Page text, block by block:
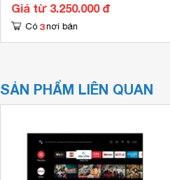
Giá từ 3.250.000 đ
Có 3 nơi bán
SẢN PHẨM LIÊN QUAN